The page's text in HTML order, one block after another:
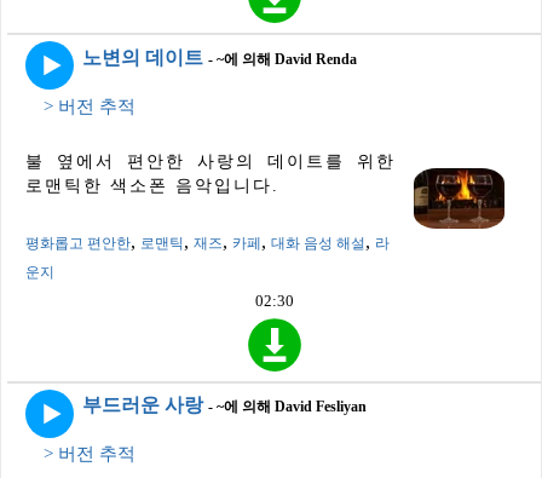
노변의 데이트 - ~에 의해 David Renda
> 버전 추적
불 옆에서 편안한 사랑의 데이트를 위한
로맨틱한 색소폰 음악입니다.
평화롭고 편안한, 로맨틱, 재즈, 카페, 대화 음성 해설, 라
운지
02:30
부드러운 사랑 - ~에 의해 David Fesliyan
> 버전 추적